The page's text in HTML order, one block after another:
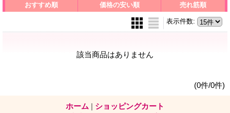
おすすめ順 価格の安い順 売れ筋順
表示件数:
該当商品はありません
(0件/0件)
ホーム | ショッピングカート